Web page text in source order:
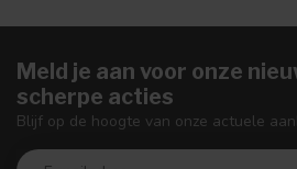
Meld je aan voor onze
scherpe acties
Blijf op de hoogte van onze actuele